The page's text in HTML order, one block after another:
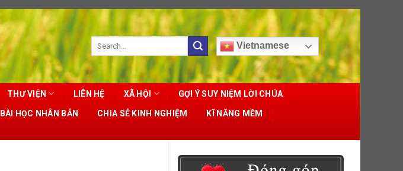
Vietnamese
THƯ VIỆN LIÊN HỆ XÃ HỘI GỢI Ý SUY NIỆM LỜI CHÚA
BÀI HỌC NHÂN BẢN CHIA SẺ KINH NGHIỆM
KĨ NĂNG MỀM